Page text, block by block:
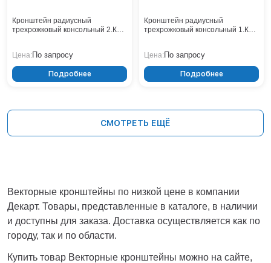
Кронштейн радиусный
трехрожковый консольный 2.К3-
Цена:По запросу
Подробнее
Кронштейн радиусный
трехрожковый консольный 1.К2-
Цена:По запросу
Подробнее
СМОТРЕТЬ ЕЩЁ
Векторные кронштейны по низкой цене в компании
Декарт. Товары, представленные в каталоге, в наличии
и доступны для заказа. Доставка осуществляется как по
городу, так и по области.
Купить товар Векторные кронштейны можно на сайте,